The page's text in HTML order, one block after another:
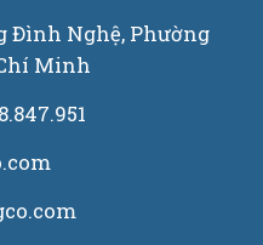
Đình Nghệ, Phường
Minh